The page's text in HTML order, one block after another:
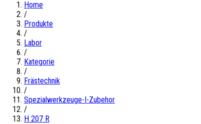
Home
/
Produkte
/
Labor
/
Kategorie
/
Frästechnik
/
Spezialwerkzeuge-I-Zubehor
/
H 207 R